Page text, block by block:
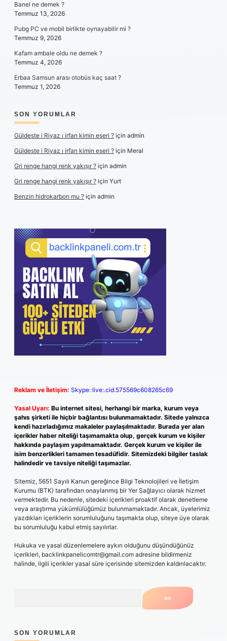
Banel ne demek ?
Temmuz 13, 2026
Pubg PC ve mobil birlikte oynayabilir mi ?
Temmuz 9, 2026
Kafam ambale oldu ne demek ?
Temmuz 4, 2026
Erbaa Samsun arası otobüs kaç saat ?
Temmuz 1, 2026
SON YORUMLAR
Güldeste i Riyaz ı irfan kimin eseri ? için admin
Güldeste i Riyaz ı irfan kimin eseri ? için Meral
Gri renge hangi renk yakışır ? için admin
Gri renge hangi renk yakışır ? için Yurt
Benzin hidrokarbon mu ? için admin
Reklam ve İletişim: Skype: live:.cid.575569c608265c69
Yasal Uyarı: Bu internet sitesi, herhangi bir marka, kurum veya
şahıs şirketi ile hiçbir bağlantısı bulunmamaktadır. Sitede yalnızca
kendi hazırladığımız makaleler paylaşılmaktadır. Burada yer alan
içerikler haber niteliği taşımamakta olup, gerçek kurum ve kişiler
hakkında paylaşım yapılmamaktadır. Gerçek kurum ve kişiler ile
isim benzerlikleri tamamen tesadüfidir. Sitemizdeki bilgiler taslak
halindedir ve tavsiye niteliği taşımazlar.
Sitemiz, 5651 Sayılı Kanun gereğince Bilgi Teknolojileri ve İletişim
Kurumu (BTK) tarafından onaylanmış bir Yer Sağlayıcı olarak hizmet
vermektedir. Bu nedenle, sitedeki içerikleri proaktif olarak denetleme
veya araştırma yükümlülüğümüz bulunmamaktadır. Ancak, üyelerimiz
yazdıkları içeriklerin sorumluluğunu taşımakta olup, siteye üye olarak
bu sorumluluğu kabul etmiş sayılırlar.
Hukuka ve yasal düzenlemelere aykırı olduğunu düşündüğünüz
içerikleri, backlinkpanelicomtr@gmail.com adresine bildirmeniz
halinde, ilgili içerikler yasal süre içerisinde sitemizden kaldırılacaktır.
SON YORUMLAR